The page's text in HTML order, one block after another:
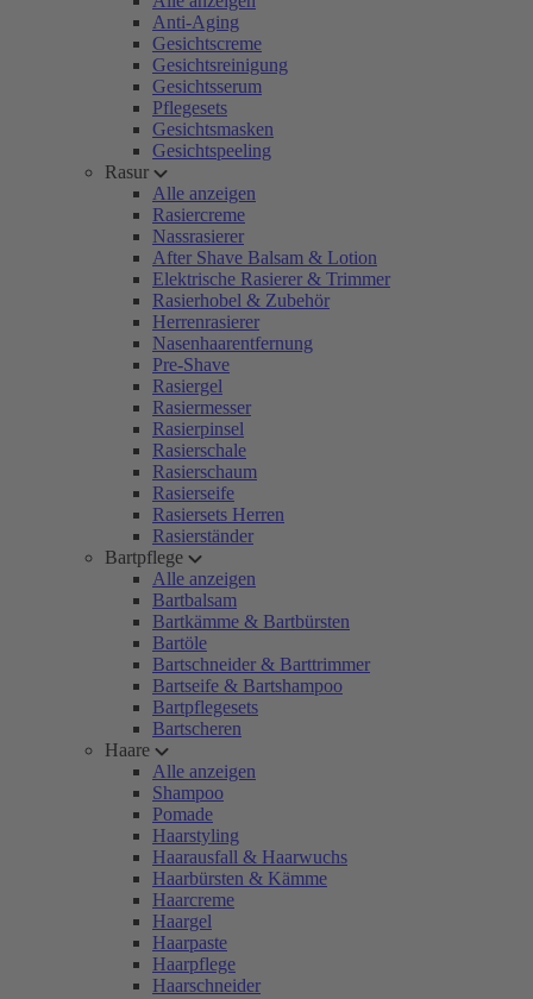
Anti-Aging
Gesichtscreme
Gesichtsreinigung
Gesichtsserum
Pflegesets
Gesichtsmasken
Gesichtspeeling
Rasur
Alle anzeigen
Rasiercreme
Nassrasierer
After Shave Balsam & Lotion
Elektrische Rasierer & Trimmer
Rasierhobel & Zubehör
Herrenrasierer
Nasenhaarentfernung
Pre-Shave
Rasiergel
Rasiermesser
Rasierpinsel
Rasierschale
Rasierschaum
Rasierseife
Rasiersets Herren
Rasierständer
Bartpflege
Alle anzeigen
Bartbalsam
Bartkämme & Bartbürsten
Bartöle
Bartschneider & Barttrimmer
Bartseife & Bartshampoo
Bartpflegesets
Bartscheren
Haare
Alle anzeigen
Shampoo
Pomade
Haarstyling
Haarausfall & Haarwuchs
Haarbürsten & Kämme
Haarcreme
Haargel
Haarpaste
Haarpflege
Haarschneider